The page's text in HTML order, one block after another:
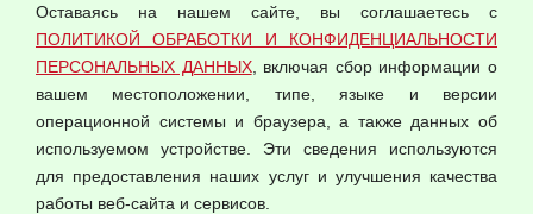
© 2026 ООО "Феникс"
Согласием на обработку персональных данных
Оферта оптовой купли-продажи
Публичная оферта
Оставаясь на нашем сайте, вы соглашаетесь с
ПОЛИТИКОЙ ОБРАБОТКИ И КОНФИДЕНЦИАЛЬНОСТИ
ПЕРСОНАЛЬНЫХ ДАННЫХ, включая сбор информации о
вашем местоположении, типе, языке и версии
операционной системы и браузера, а также данных об
используемом устройстве. Эти сведения используются
для предоставления наших услуг и улучшения качества
работы веб-сайта и сервисов.